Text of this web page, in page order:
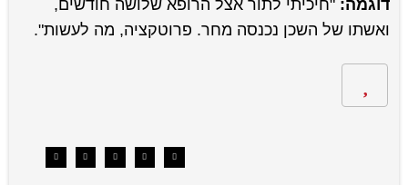
דוגמה: "חיכיתי לתור אצל הרופא שלושה חודשים,
ואשתו של השכן נכנסה מחר. פרוטקציה, מה לעשות".